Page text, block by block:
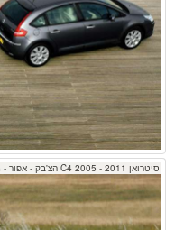
סיטרואן C4 2005 - 2011 הצ'בק - אפור - מבט מלפנים